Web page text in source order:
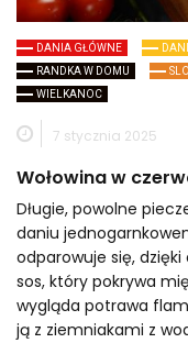
DANIA GŁÓWNE
RANDKA W DOMU
WIELKANOC
7 stycznia 2025
Wołowina w
Długie, powolne
daniu
odparowuje się,
sos, który pokrywa
wygląda potrawa
ją z ziemniakami z